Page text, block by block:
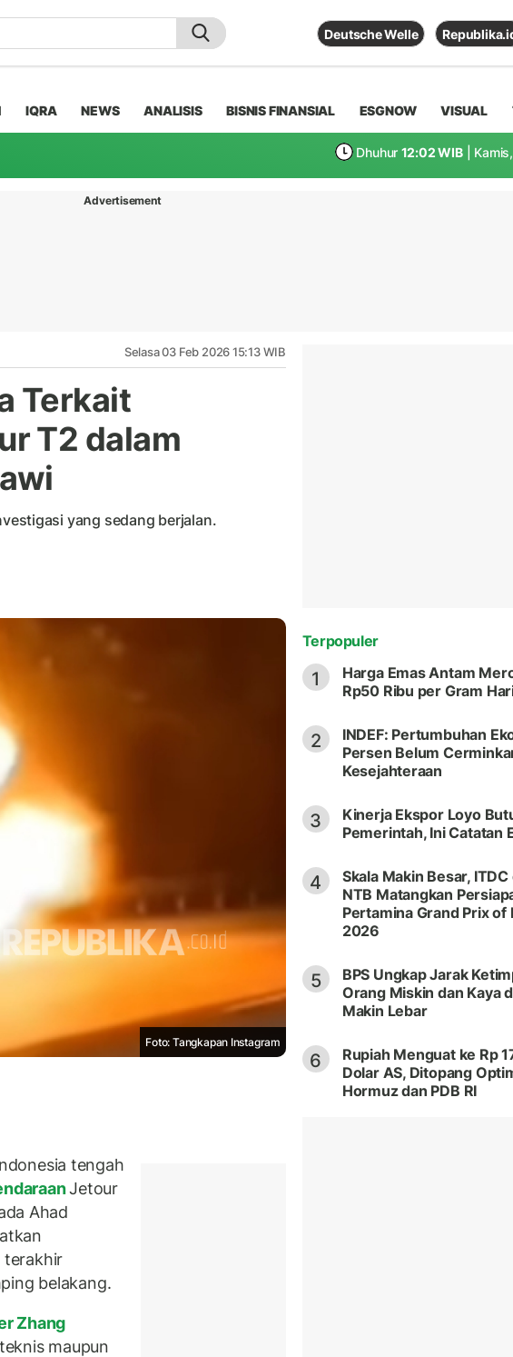
Deutsche Welle
IQRA NEWS ANALISIS BISNIS FINANSIAL ESGNOW VISUAL
Dhuhur 12:02 WIB |
Advertisement
Selasa 03 Feb 2026 15:13 WIB
Terkait
T2 dalam
yang sedang berjalan.
Foto: Tangkapan Instagram
tengah
Jetour
Ahad
terakhir
belakang.
Zhang
maupun
Terpopuler
1
Harga Emas Antam
Rp50 Ribu per Gram
2
INDEF: Pertumbuhan
Persen Belum
Kesejahteraan
3
Kinerja Ekspor Loyo
Pemerintah, Ini Catatan
4
Skala Makin Besar, ITDC
NTB Matangkan
Pertamina Grand Prix of
2026
5
BPS Ungkap Jarak
Orang Miskin dan Kaya
Makin Lebar
6
Rupiah Menguat ke Rp
Dolar AS, Ditopang
Hormuz dan PDB RI